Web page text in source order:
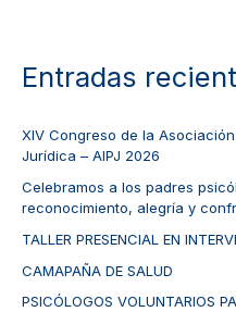
Entradas
XIV Congreso de la
Jurídica – AIPJ 2026
Celebramos a los padres
reconocimiento, alegría y
TALLER PRESENCIAL EN
CAMAPAÑA DE SALUD
PSICÓLOGOS VOLUNTARIOS